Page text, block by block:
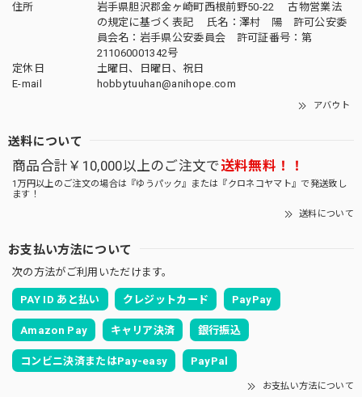
住所
岩手県胆沢郡金ヶ崎町西根前野50-22 古物営業法
の規定に基づく表記 氏名：澤村 陽 許可公安委
員会名：岩手県公安委員会 許可証番号：第
211060001342号
定休日
土曜日、日曜日、祝日
E-mail
hobbytuuhan@anihope.com
アバウト
送料について
商品合計￥10,000以上のご注文で送料無料！！
1万円以上のご注文の場合は『ゆうパック』または『クロネコヤマト』で発送致し
ます！
送料について
お支払い方法について
次の方法がご利用いただけます。
PAY ID あと払い クレジットカード PayPay
Amazon Pay キャリア決済 銀行振込
コンビニ決済またはPay-easy PayPal
お支払い方法について